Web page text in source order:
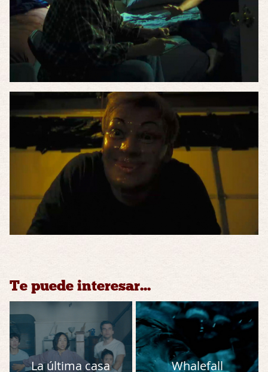
Te puede interesar...
La última casa Whalefall